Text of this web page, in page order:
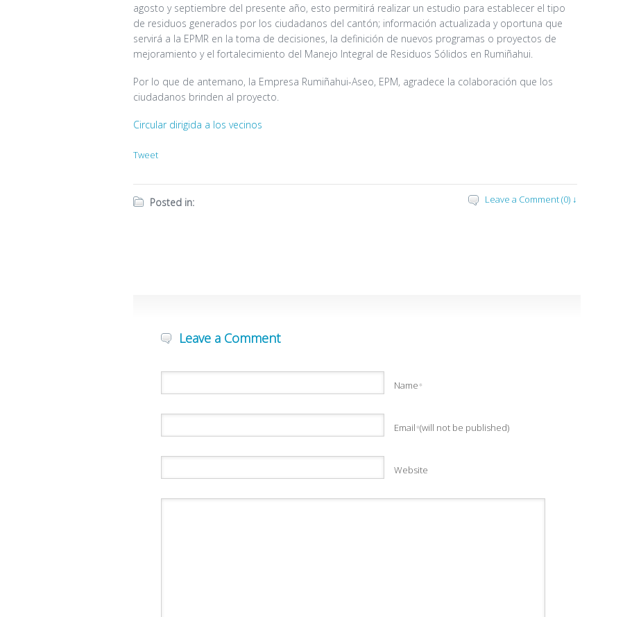
agosto y septiembre del presente año, esto permitirá realizar un estudio para establecer el tipo
de residuos generados por los ciudadanos del cantón; información actualizada y oportuna que
servirá a la EPMR en la toma de decisiones, la definición de nuevos programas o proyectos de
mejoramiento y el fortalecimiento del Manejo Integral de Residuos Sólidos en Rumiñahui.
Por lo que de antemano, la Empresa Rumiñahui-Aseo, EPM, agradece la colaboración que los
ciudadanos brinden al proyecto.
Circular dirigida a los vecinos
Tweet
Posted in: Leave a Comment (0) ↓
Leave a Comment
Name*
Email*(will not be published)
Website